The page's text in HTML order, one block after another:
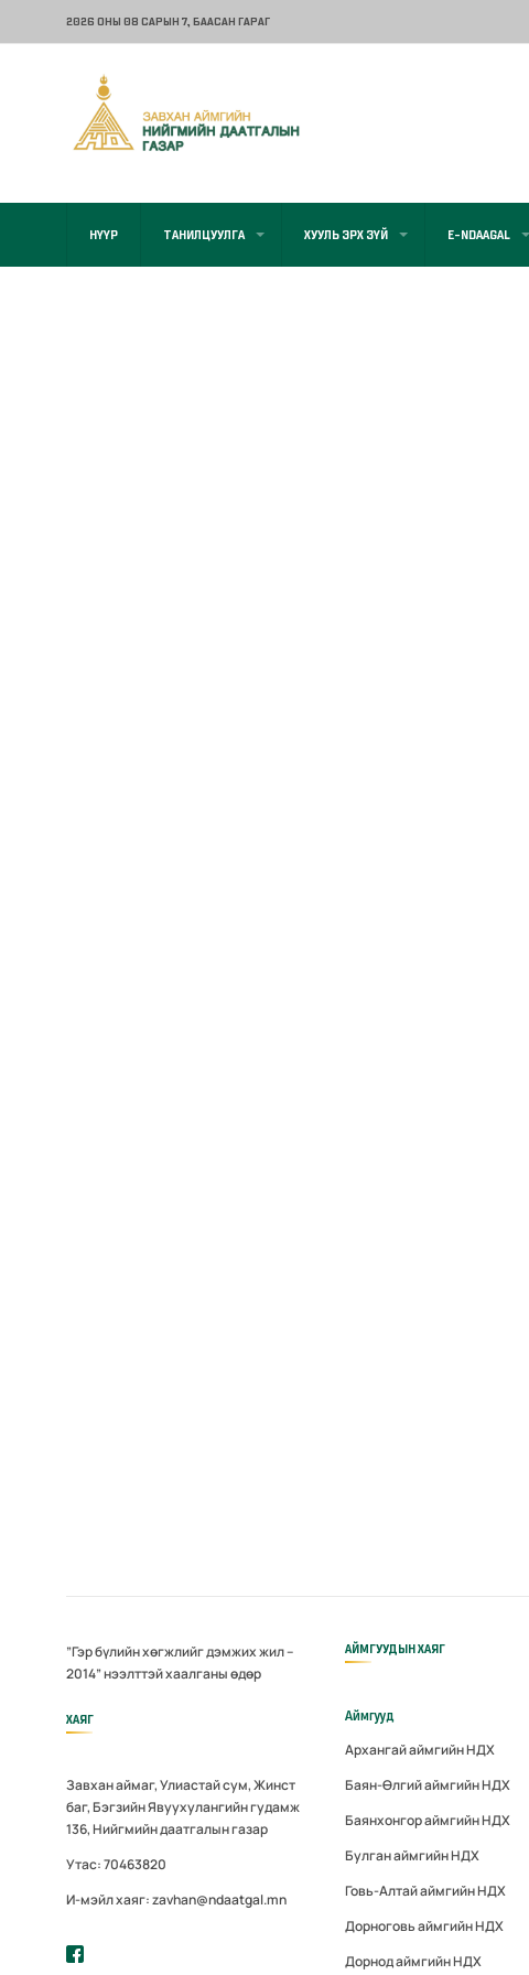
2026 ОНЫ 08 САРЫН 7, БААСАН ГАРАГ
НҮҮР ТАНИЛЦУУЛГА ХУУЛЬ ЭРХ ЗҮЙ E-NDAAGAL
”Гэр бүлийн хөгжлийг дэмжих жил –
2014” нээлттэй хаалганы өдөр
ХАЯГ
Завхан аймаг, Улиастай сум, Жинст
баг, Бэгзийн Явуухулангийн гудамж
136, Нийгмийн даатгалын газар
Утас: 70463820
И-мэйл хаяг: zavhan@ndaatgal.mn
АЙМГУУДЫН ХАЯГ
Аймгууд
Архангай аймгийн НДХ
Баян-Өлгий аймгийн НДХ
Баянхонгор аймгийн НДХ
Булган аймгийн НДХ
Говь-Алтай аймгийн НДХ
Дорноговь аймгийн НДХ
Дорнод аймгийн НДХ